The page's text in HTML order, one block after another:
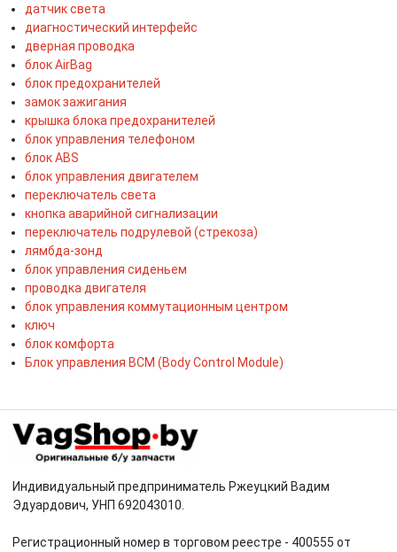
датчик света
диагностический интерфейс
дверная проводка
блок AirBag
блок предохранителей
замок зажигания
крышка блока предохранителей
блок управления телефоном
блок ABS
блок управления двигателем
переключатель света
кнопка аварийной сигнализации
переключатель подрулевой (стрекоза)
лямбда-зонд
блок управления сиденьем
проводка двигателя
блок управления коммутационным центром
ключ
блок комфорта
Блок управления BCM (Body Control Module)
Индивидуальный предприниматель Ржеуцкий Вадим
Эдуардович, УНП 692043010.
Регистрационный номер в торговом реестре - 400555 от